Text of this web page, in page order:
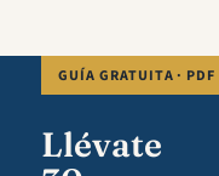
GUÍA GRATUITA · PDF
Llévate